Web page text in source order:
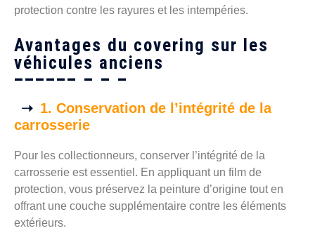
protection contre les rayures et les intempéries.
Avantages du covering sur les
véhicules anciens
1. Conservation de l’intégrité de la
carrosserie
Pour les collectionneurs, conserver l’intégrité de la
carrosserie est essentiel. En appliquant un film de
protection, vous préservez la peinture d’origine tout en
offrant une couche supplémentaire contre les éléments
extérieurs.